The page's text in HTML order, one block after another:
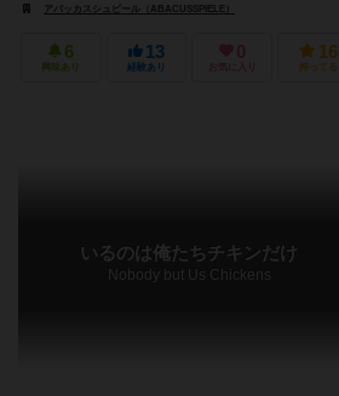
アバッカスシュピール（ABACUSSPIELE）
6
興味あり
13
経験あり
0
お気に入り
16
持ってる
いるのは俺たちチキンだけ
Nobody but Us Chickens